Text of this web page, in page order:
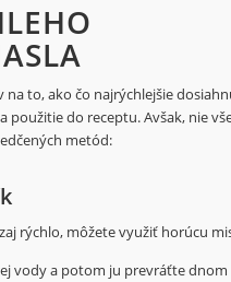
to, ako čo najrýchlejšie
použitie do receptu. Avšak, nie
metód:
rýchlo, môžete využiť horúcu
vody a potom ju prevráťte dnom